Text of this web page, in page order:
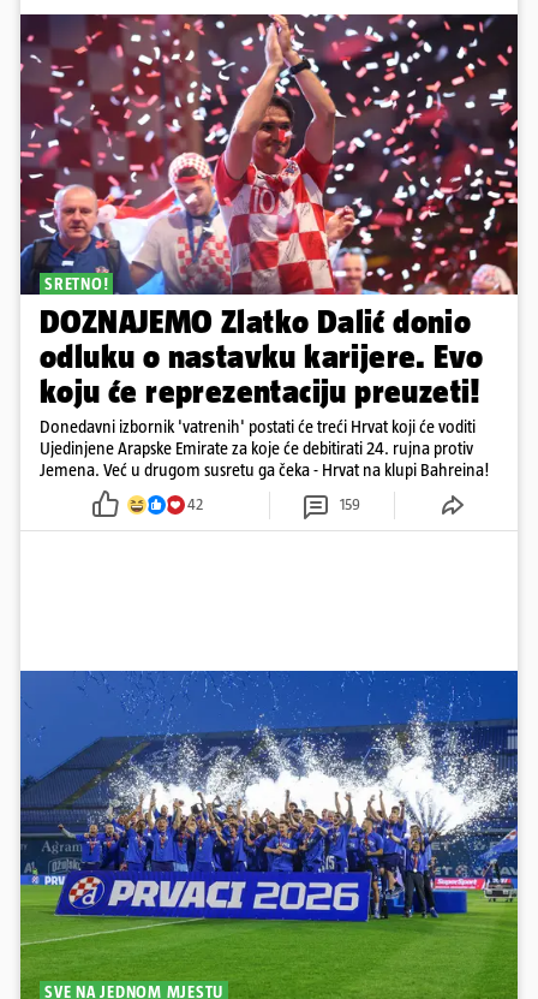
SRETNO!
DOZNAJEMO Zlatko Dalić donio
odluku o nastavku karijere. Evo
koju će reprezentaciju preuzeti!
Donedavni izbornik 'vatrenih' postati će treći Hrvat koji će voditi
Ujedinjene Arapske Emirate za koje će debitirati 24. rujna protiv
Jemena. Već u drugom susretu ga čeka - Hrvat na klupi Bahreina!
42 159
SVE NA JEDNOM MJESTU